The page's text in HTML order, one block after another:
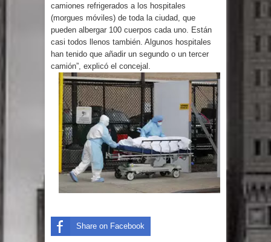
Miles de marroquíes cruzan la
frontera en masa para entrar a
España
TC declara inconstitucional decreto
sobre horarios de venta de alcohol
vigente desde 2006 y exige ley del
Congreso
reúne con alcalde San Cristóbal
camiones refrigerados a los hospitales
(morgues móviles) de toda la ciudad, que
pueden albergar 100 cuerpos cada uno. Están
casi todos llenos también. Algunos hospitales
han tenido que añadir un segundo o un tercer
camión”, explicó el concejal.
Share on Facebook